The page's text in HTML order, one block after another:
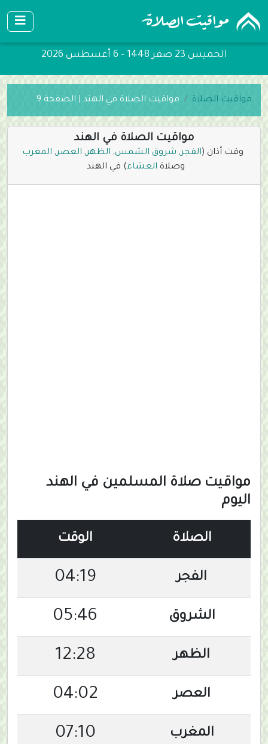
الخميس 23 صفر 1448 - 6 أغسطس 2026
مواقيت الصلاة مواقيت الصلاة في الهند | الصفحة 9
مواقيت الصلاة في الهند
وقت أذان (الفجر, شروق الشمس, الظهر, العصر, المغرب
وصلاة العشاء) في الهند
مواقيت صلاة المسلمين في الهند
اليوم
الصلاة الوقت
الفجر 04:19
الشروق 05:46
الظهر 12:28
العصر 04:02
المغرب 07:10